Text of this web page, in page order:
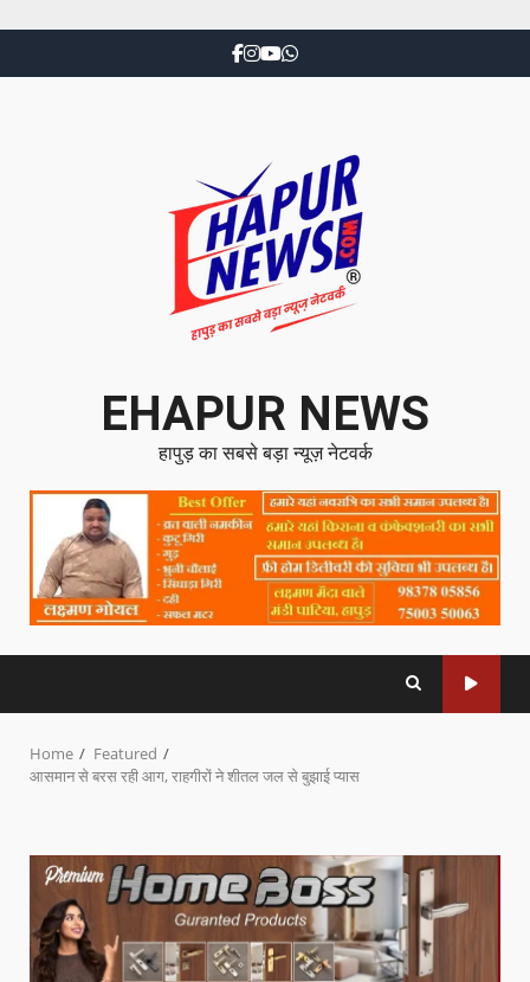
EHAPUR NEWS
हापुड़ का सबसे बड़ा न्यूज़ नेटवर्क
Home
Featured
आसमान से बरस रही आग, राहगीरों ने शीतल जल से बुझाई प्यास